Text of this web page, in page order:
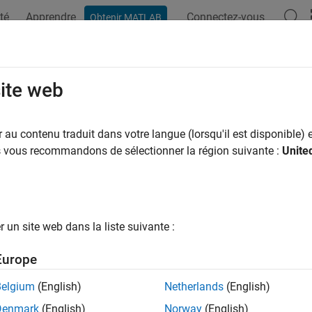
Apprendre Obtenir MATLAB Connectez-vous
fromaudiorecorderobject
play(recObj, [start stop])
play( recObj plays the audio associated with audiorecorder
web
au contenu traduit dans votre langue (lorsqu'il est disponible)
vous recommandons de sélectionner la région suivante :
un site web dans la liste suivante :
(English)
(English)
Netherlands (English)
Norway (English)